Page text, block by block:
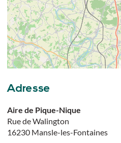
Adresse
Aire de Pique-Nique
Rue de Walington
16230 Mansle-les-Fontaines